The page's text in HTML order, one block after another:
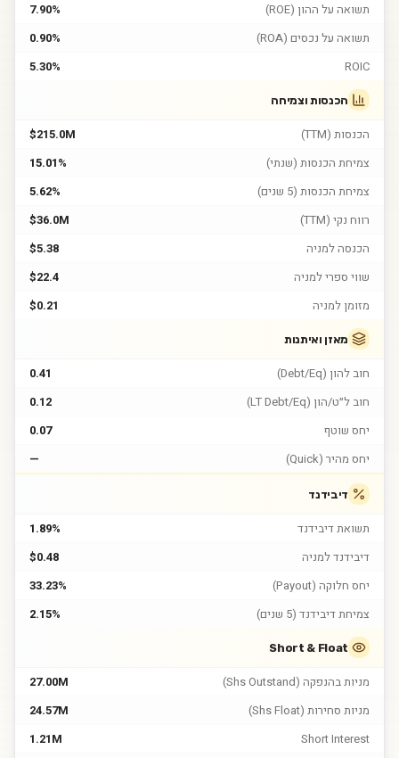
תשואה על ההון (ROE)
7.90%
תשואה על נכסים (ROA)
0.90%
ROIC
5.30%
הכנסות וצמיחה
הכנסות (TTM)
$215.0M
צמיחת הכנסות (שנתי)
15.01%
צמיחת הכנסות (5 שנים)
5.62%
רווח נקי (TTM)
$36.0M
הכנסה למניה
$5.38
שווי ספרי למניה
$22.4
מזומן למניה
$0.21
מאזן ואיתנות
חוב להון (Debt/Eq)
0.41
חוב ל״ט/הון (LT Debt/Eq)
0.12
יחס שוטף
0.07
יחס מהיר (Quick)
—
דיבידנד
תשואת דיבידנד
1.89%
דיבידנד למניה
$0.48
יחס חלוקה (Payout)
33.23%
צמיחת דיבידנד (5 שנים)
2.15%
Short & Float
מניות בהנפקה (Shs Outstand)
27.00M
מניות סחירות (Shs Float)
24.57M
Short Interest
1.21M